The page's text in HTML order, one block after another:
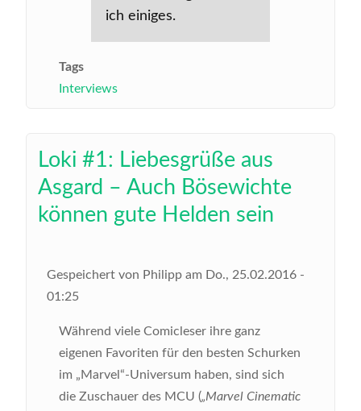
ich einiges.
Tags
Interviews
Loki #1: Liebesgrüße aus
Asgard – Auch Bösewichte
können gute Helden sein
Gespeichert von Philipp am Do., 25.02.2016 -
01:25
Während viele Comicleser ihre ganz
eigenen Favoriten für den besten Schurken
im „Marvel“-Universum haben, sind sich
die Zuschauer des MCU („Marvel Cinematic